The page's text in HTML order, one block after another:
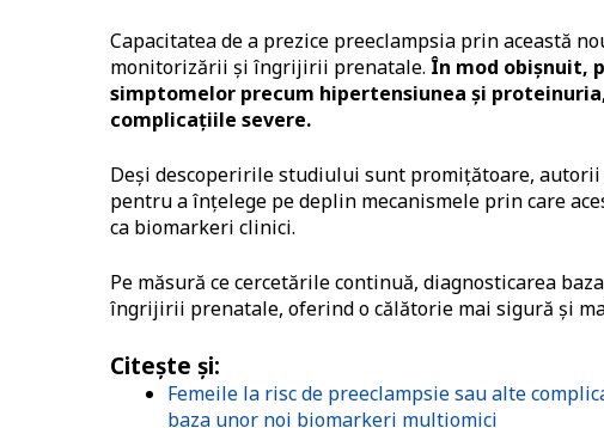
Capacitatea de a prezice preeclampsia prin această
monitorizării și îngrijirii prenatale. În mod obișnuit,
simptomelor precum hipertensiunea și
complicațiile severe.
Deși descoperirile studiului sunt promițătoare,
pentru a înțelege pe deplin mecanismele prin care
ca biomarkeri clinici.
Pe măsură ce cercetările continuă, diagnosticarea
îngrijirii prenatale, oferind o călătorie mai sigură și
Citește și:
Femeile la risc de preeclampsie sau alte
baza unor noi biomarkeri multiomici